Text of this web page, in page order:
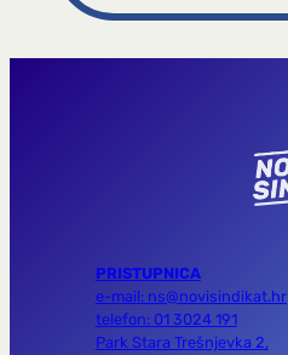
PRISTUPNICA
e-mail: ns@novisindikat.hr
telefon: 01 3024 191
Park Stara Trešnjevka 2,